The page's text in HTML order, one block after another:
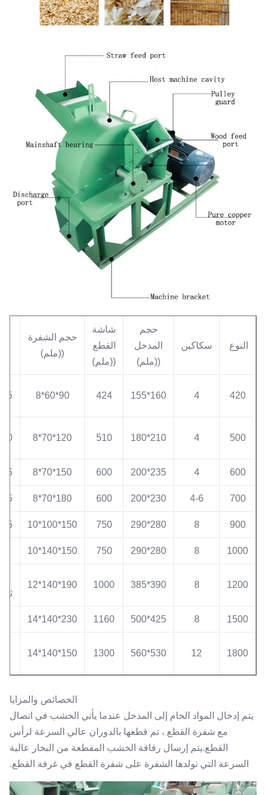
النوع سكاكين
حجم
المدخل
((ملم)
شاشة
القطع
((ملم)
حجم الشفرة
((ملم)
420
4
160*155
424
90*60*8
15
500
4
210*180
510
120*70*8
20
600
4
235*200
600
150*70*8
25
700
4-6
230*200
600
180*70*8
35
900
8
280*290
750
150*100*10
65
1000
8
280*290
750
150*140*10
1200
8
390*385
1000
190*140*12
1500
8
425*500
1160
230*140*14
1800
12
530*560
1300
150*140*14
الخصائص والمزايا
يتم إدخال المواد الخام إلى المدخل عندما يأتي الخشب في اتصال
مع شفرة القطع ، تم قطعها بالدوران عالي السرعة لرأس
القطع.يتم إرسال رقاقة الخشب المقطعة من البخار عالية
السرعة التي تولدها الشفرة على شفرة القطع في غرفة القطع.